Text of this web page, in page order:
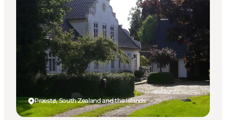
Præstø, South Zealand and the Islands